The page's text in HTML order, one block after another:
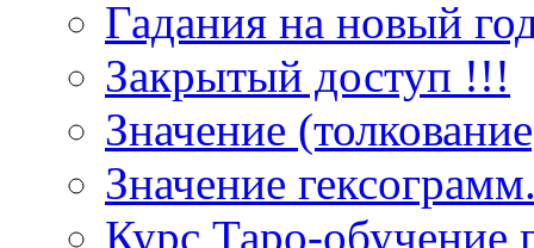
Гадания на новый
Закрытый доступ !!!
Значение
Значение
Курс Таро-обучение